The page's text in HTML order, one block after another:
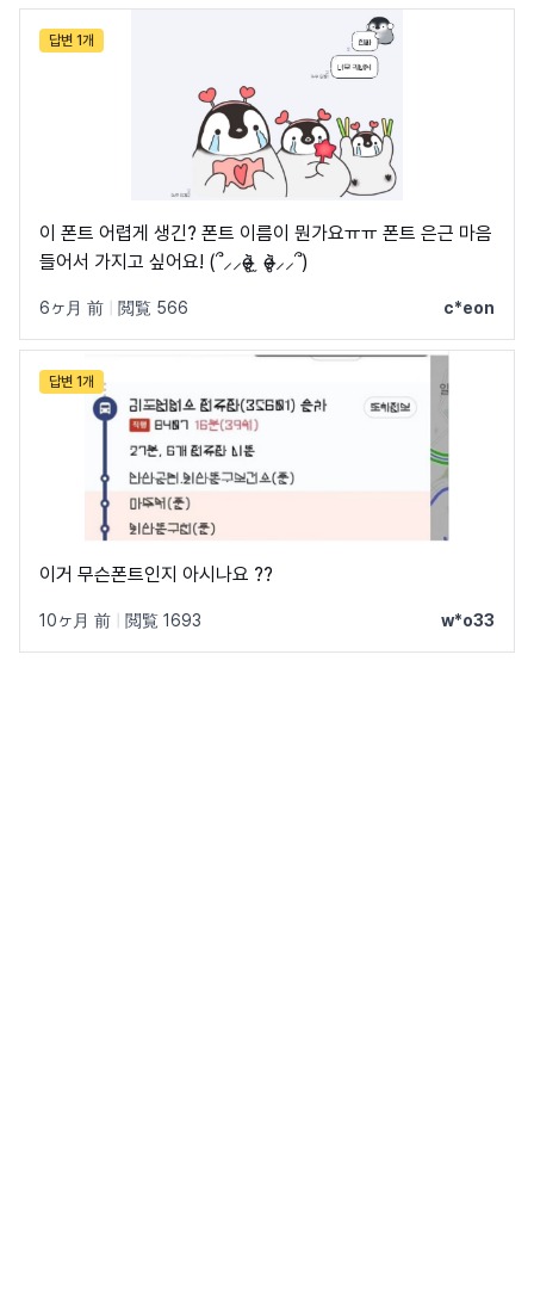
답변 1개
이 폰트 어렵게 생긴? 폰트 이름이 뭔가요ㅠㅠ 폰트 은근 마음
들어서 가지고 싶어요! (՞⸝⸝o̴̶̷̥᷅ ̫ o̴̶̷̥᷅⸝⸝՞)
6ヶ月 前 閲覧 566 c*eon
답변 1개
이거 무슨폰트인지 아시나요 ??
10ヶ月 前 閲覧 1693 w*o33